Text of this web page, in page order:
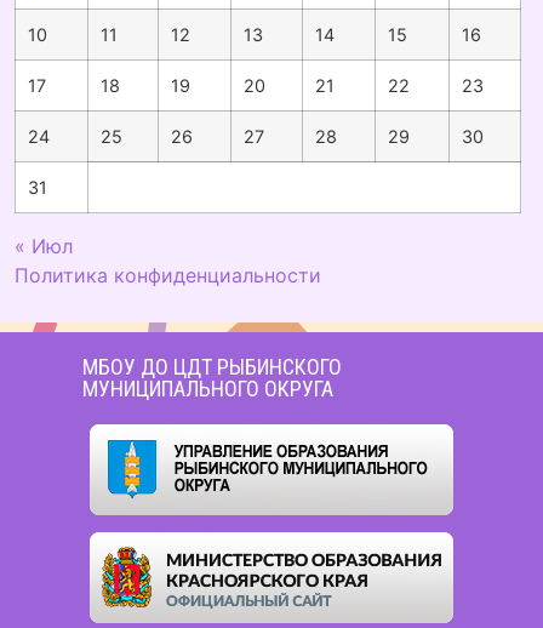
10 11 12 13 14 15 16
17 18 19 20 21 22 23
24 25 26 27 28 29 30
31
« Июл
Политика конфиденциальности
МБОУ ДО ЦДТ РЫБИНСКОГО
МУНИЦИПАЛЬНОГО ОКРУГА